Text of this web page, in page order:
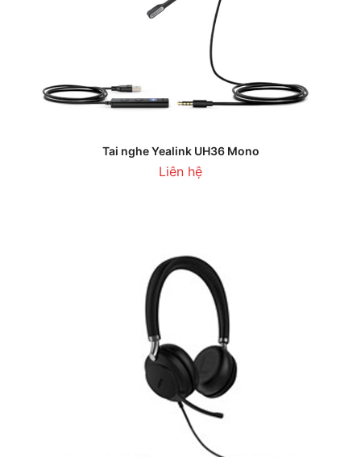
Tai nghe Yealink UH36 Mono
Liên hệ